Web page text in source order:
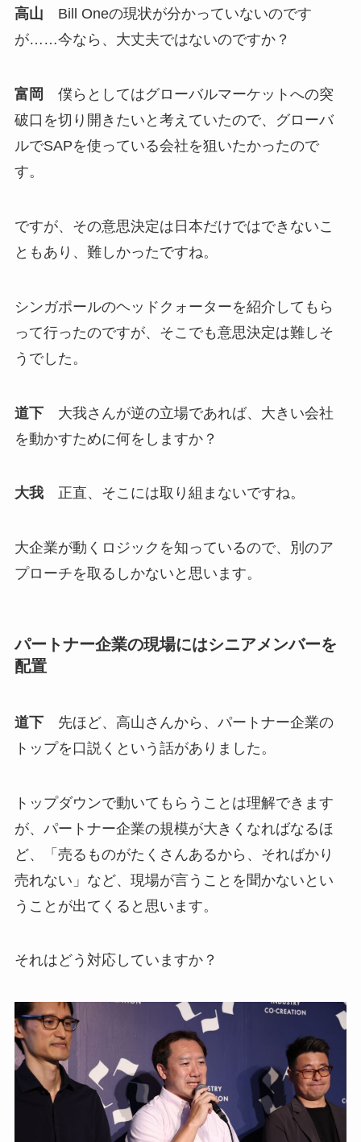
高山 Bill Oneの現状が分かっていないのです
が……今なら、大丈夫ではないのですか？
富岡
僕らとしてはグローバルマーケットへの突
破口を切り開きたいと考えていたので、グローバ
ルでSAPを使っている会社を狙いたかったので
す。
ですが、その意思決定は日本だけではできないこ
ともあり、難しかったですね。
シンガポールのヘッドクォーターを紹介してもら
って行ったのですが、そこでも意思決定は難しそ
うでした。
道下大我さんが逆の立場であれば、大きい会社
を動かすために何をしますか？
大我正直、そこには取り組まないですね。
大企業が動くロジックを知っているので、別のア
プローチを取るしかないと思います。
パートナー企業の現場にはシニアメンバーを
配置
道下先ほど、高山さんから、パートナー企業の
トップを口説くという話がありました。
トップダウンで動いてもらうことは理解できます
が、パートナー企業の規模が大きくなればなるほ
ど、「売るものがたくさんあるから、そればかり
売れない」など、現場が言うことを聞かないとい
うことが出てくると思います。
それはどう対応していますか？